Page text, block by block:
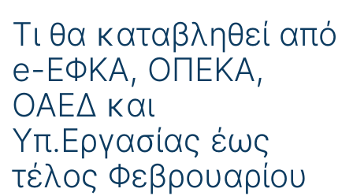
Τι θα καταβληθεί από
e-ΕΦΚΑ, ΟΠΕΚΑ,
ΟΑΕΔ και
Υπ.Εργασίας έως
τέλος Φεβρουαρίου